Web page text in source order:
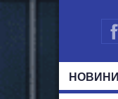
НОВИНИ